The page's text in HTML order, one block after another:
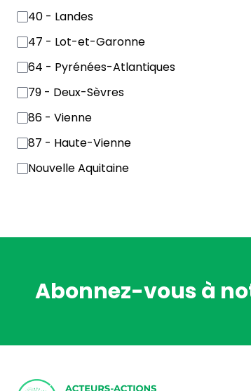
40 - Landes
47 - Lot-et-Garonne
64 - Pyrénées-Atlantiques
79 - Deux-Sèvres
86 - Vienne
87 - Haute-Vienne
Nouvelle Aquitaine
Abonnez-vous à